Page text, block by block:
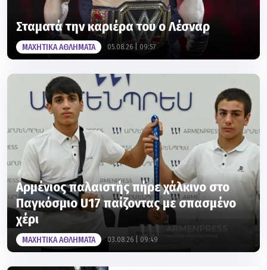
Σταματά την καριέρα του ο Λέσναρ
ΜΑΧΗΤΙΚΑ ΑΘΛΗΜΑΤΑ 05.08.26 | 09:57
Αρμένιος παλαιστής πήρε χάλκινο στο
Παγκόσμιο U17 παίζοντας με σπασμένο
χέρι
ΜΑΧΗΤΙΚΑ ΑΘΛΗΜΑΤΑ 03.08.26 | 09:49